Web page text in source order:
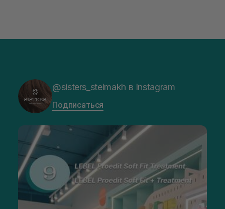
@sisters_stelmakh в Instagram
Подписаться